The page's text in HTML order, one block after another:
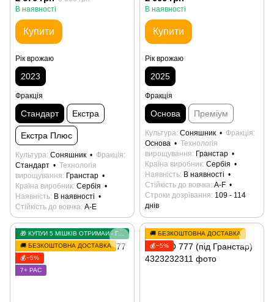
В наявності
Купити
Рік врожаю
2023
Фракція
Стандарт Екстра
Екстра Плюс
Культура Соняшник
Фракція
Стандарт
Технологія
вирощування
Гранстар
Країна виробник Сербія
Наявність В наявності
Стійкість до вовчка А-E
В наявності
Купити
Рік врожаю
2025
Фракція
Основа Преміум
Культура Соняшник
Фракція
Основа
Технологія
вирощування
Гранстар
Країна виробник Сербія
Наявність В наявності
Стійкість до вовчка А-F
Строки дозрівання 109 - 114
днів
🎁 КУПУЙ 5 МІШКІВ ОТРИМАЙ - ГРАНСТАР У ПОДАРУНОК
🚚 БЕЗКОШТОВНА ДОСТАВКА
💰−5%
7+ РАС
🚚 БЕЗКОШТОВНА ДОСТАВКА
💰−5%